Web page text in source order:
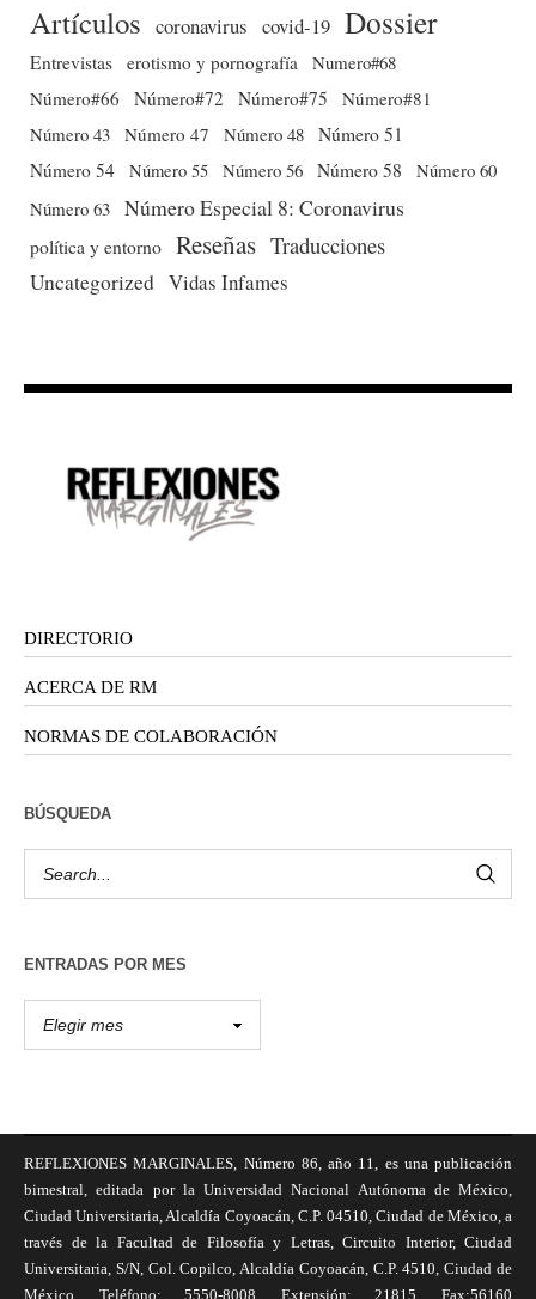
Artículos coronavirus covid-19 Dossier
Entrevistas erotismo y pornografía Numero#68
Número#66
Número#72 Número#75
Número#81
Número 43 Número 47 Número 48 Número 51
Número 54 Número 55 Número 56 Número 58
Número 60
Número 63 Número Especial 8: Coronavirus
política y entorno Reseñas Traducciones
Uncategorized Vidas Infames
DIRECTORIO
ACERCA DE RM
NORMAS DE COLABORACIÓN
BÚSQUEDA
ENTRADAS POR MES
REFLEXIONES MARGINALES, Número 86, año 11, es una publicación
bimestral, editada por la Universidad Nacional Autónoma de México,
Ciudad Universitaria, Alcaldía Coyoacán, C.P. 04510, Ciudad de México, a
través de la Facultad de Filosofía y Letras, Circuito Interior, Ciudad
Universitaria, S/N, Col. Copilco, Alcaldía Coyoacán, C.P. 4510, Ciudad de
México, Teléfono: 5550-8008, Extensión: 21815, Fax:56160